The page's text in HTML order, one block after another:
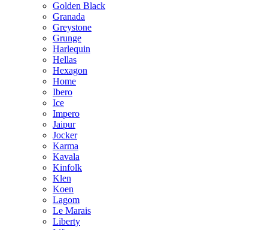
Golden Black
Granada
Greystone
Grunge
Harlequin
Hellas
Hexagon
Home
Ibero
Ice
Impero
Jaipur
Jocker
Karma
Kavala
Kinfolk
Klen
Koen
Lagom
Le Marais
Liberty